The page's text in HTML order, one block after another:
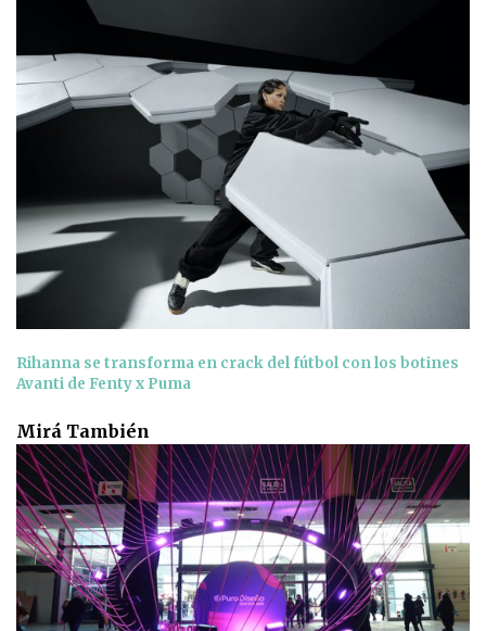
Rihanna se transforma en crack del fútbol con los botines
Avanti de Fenty x Puma
Mirá También